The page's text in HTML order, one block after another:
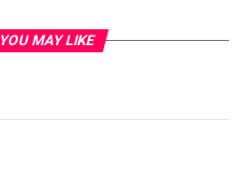
YOU MAY LIKE